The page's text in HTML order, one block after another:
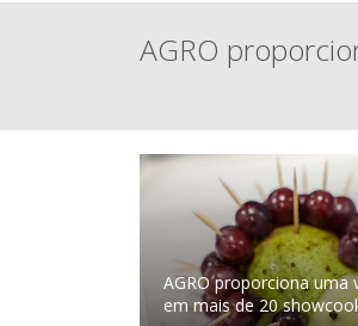
AGRO
AGRO proporciona uma
em mais de 20